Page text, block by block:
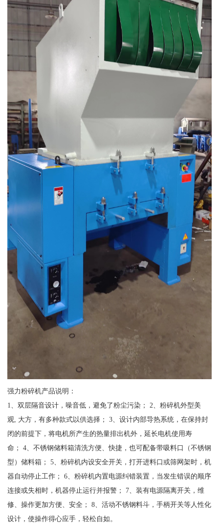
强力粉碎机产品说明：
1、双层隔音设计，噪音低，避免了粉尘污染； 2、粉碎机外型美
观, 大方，有多种款式以供选择； 3、设计内部导热系统，在保持封
闭的前提下，将电机所产生的热量排出机外，延长电机使用寿
命； 4、不锈钢储料箱清洗方便、快捷，也可配备带吸料口（不锈钢
型）储料箱； 5、粉碎机内设安全开关，打开进料口或筛网架时，机
器自动停止工作； 6、粉碎机内置电源纠错装置，当发生错误的顺序
连接或失相时，机器停止运行并报警； 7、装有电源隔离开关，维
修、操作更加方便、安全； 8、活动不锈钢料斗，手柄开关等人性化
设计，使操作得心应手，轻松自如。